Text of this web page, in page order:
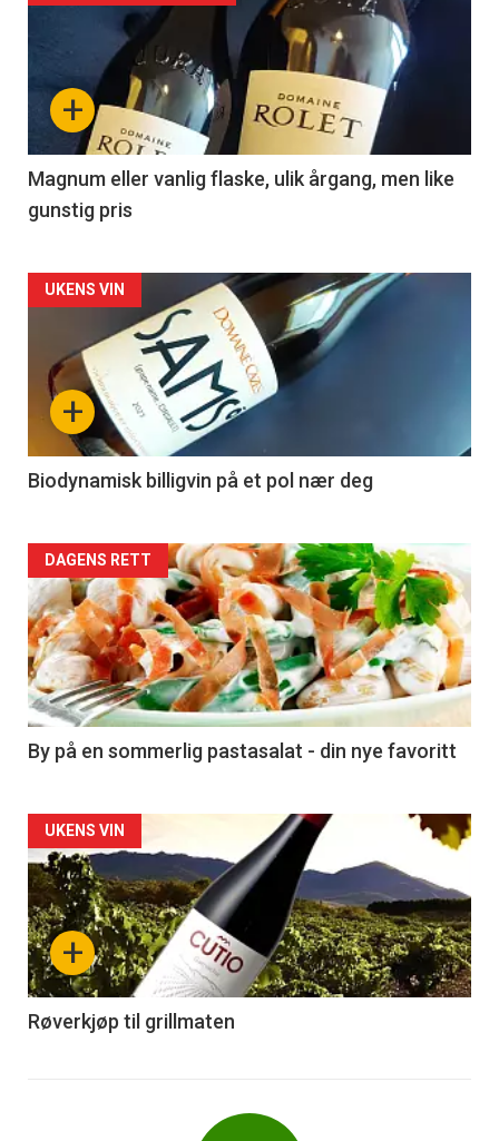
akkurat
nå
3
+
Magnum eller vanlig flaske, ulik årgang, men like
gunstig pris
Forsiden
akkurat
nå
4
+
UKENS VIN
Biodynamisk billigvin på et pol nær deg
Forsiden
akkurat
nå
-
5
DAGENS RETT
By på en sommerlig pastasalat - din nye favoritt
Forsiden
akkurat
nå
-
6
+
UKENS VIN
Røverkjøp til grillmaten